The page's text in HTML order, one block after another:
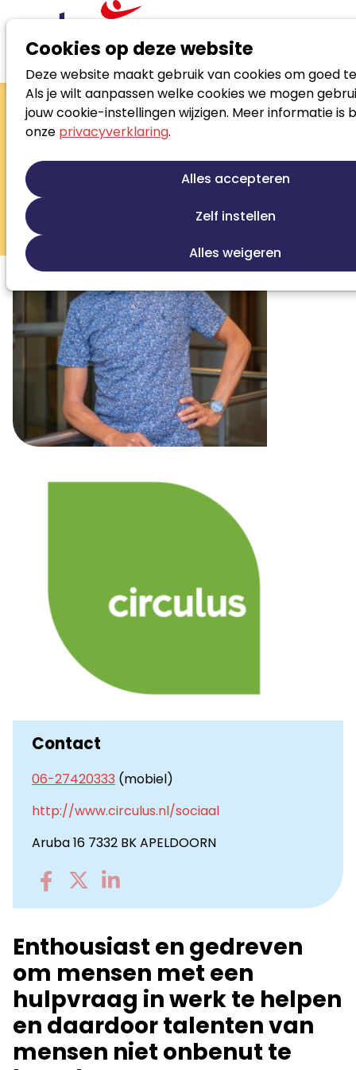
Cookies op deze website
Deze website maakt gebruik van cookies om goed
Als je wilt aanpassen welke cookies we mogen
jouw cookie-instellingen wijzigen. Meer informatie is
onze privacyverklaring.
Alles accepteren
Zelf instellen
Alles weigeren
Zoek loopbaanspecialist
Jaap Hofstra
Loopbaanontwikkeling
Persoonlijke ontwikkeling
Jobcoaching
Re-integratie
Beroepskeuze begeleiding
Sollicitatiebegeleiding
Contact
06-27420333 (mobiel)
http://www.circulus.nl/sociaal
Aruba 16 7332 BK APELDOORN
Go
Go
Enthousiast en gedreven
om mensen met een
hulpvraag in werk te helpen
en daardoor talenten van
mensen niet onbenut te